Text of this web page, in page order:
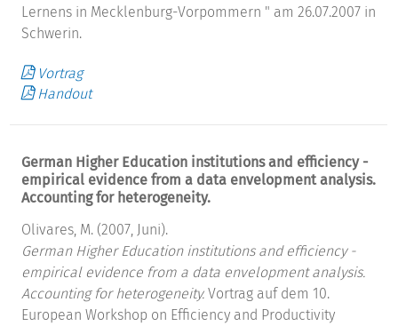
Lernens in Mecklenburg-Vorpommern " am 26.07.2007 in
Schwerin.
Vortrag
Handout
German Higher Education institutions and efficiency -
empirical evidence from a data envelopment analysis.
Accounting for heterogeneity.
Olivares, M. (2007, Juni).
German Higher Education institutions and efficiency -
empirical evidence from a data envelopment analysis.
Accounting for heterogeneity. Vortrag auf dem 10.
European Workshop on Efficiency and Productivity